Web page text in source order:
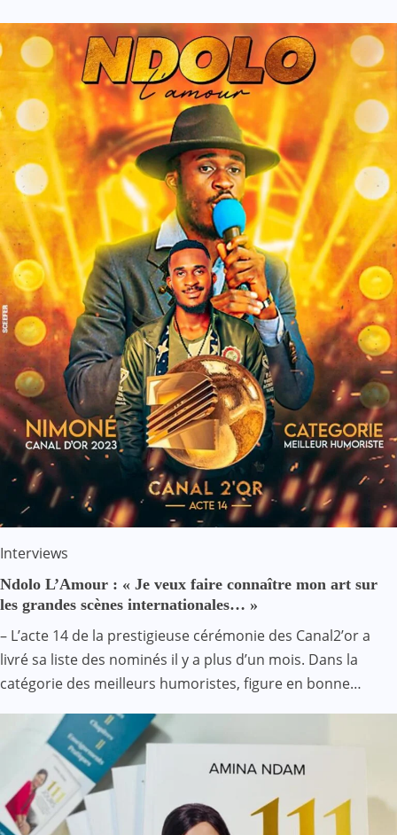
Interviews
Ndolo L’Amour : « Je veux faire connaître mon art sur
les grandes scènes internationales… »
– L’acte 14 de la prestigieuse cérémonie des Canal2’or a
livré sa liste des nominés il y a plus d’un mois. Dans la
catégorie des meilleurs humoristes, figure en bonne…